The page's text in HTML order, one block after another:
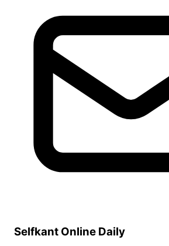
Selfkant Online Daily